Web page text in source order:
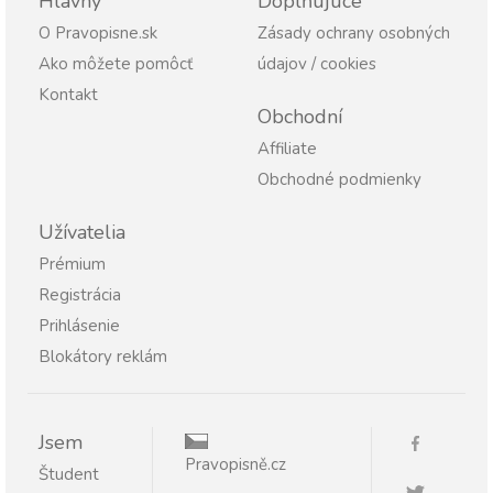
O Pravopisne.sk
Ako môžete pomôcť
Kontakt
Zásady ochrany osobných
údajov / cookies
Obchodní
Affiliate
Obchodné podmienky
Užívatelia
Prémium
Registrácia
Prihlásenie
Blokátory reklám
Jsem
Študent
Pravopisně.cz